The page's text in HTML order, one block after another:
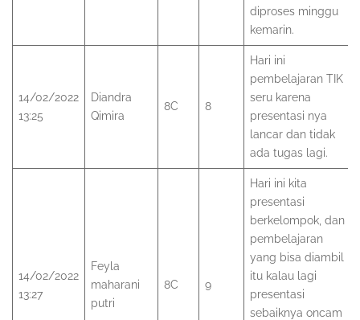
diproses minggu
kemarin.
14/02/2022
13:25
Diandra
Qimira
8C 8
Hari ini
pembelajaran TIK
seru karena
presentasi nya
lancar dan tidak
ada tugas lagi.
14/02/2022
13:27
Feyla
maharani
putri
8C 9
Hari ini kita
presentasi
berkelompok, dan
pembelajaran
yang bisa diambil
itu kalau lagi
presentasi
sebaiknya oncam